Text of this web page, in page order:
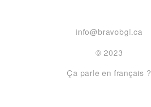
info@bravobgl.ca
© 2023
Ça parle en français ?